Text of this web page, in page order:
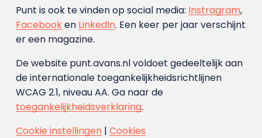
Punt is ook te vinden op social media: Instragram,
Facebooken LinkedIn. Een keer per jaar verschijnt
er een magazine.
De website punt.avans.nl voldoet gedeeltelijk aan
de internationale toegankelijkheidsrichtlijnen
WCAG 2.1, niveau AA. Ga naar de
toegankelijkheidsverklaring.
Cookie instellingen| Cookies